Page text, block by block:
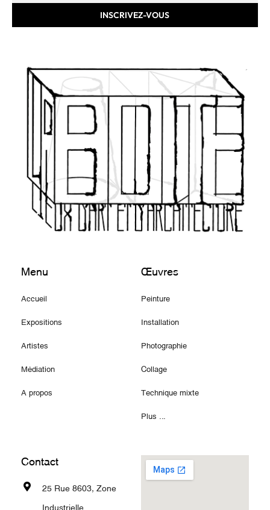
INSCRIVEZ-VOUS
Menu
Accueil
Expositions
Artistes
Médiation
A propos
Œuvres
Peinture
Installation
Photographie
Collage
Technique mixte
Plus ...
Contact
25 Rue 8603, Zone
Industrielle